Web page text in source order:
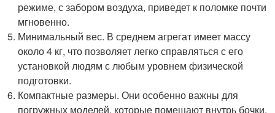
режиме, с забором воздуха, приведет к поломке почти
мгновенно.
Минимальный вес. В среднем агрегат имеет массу
около 4 кг, что позволяет легко справляться с его
установкой людям с любым уровнем физической
подготовки.
Компактные размеры. Они особенно важны для
погружных моделей, которые помещают внутрь бочки.